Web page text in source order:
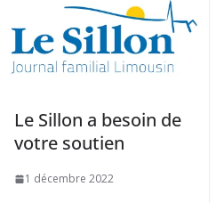
Le Sillon a besoin de
votre soutien
1 décembre 2022